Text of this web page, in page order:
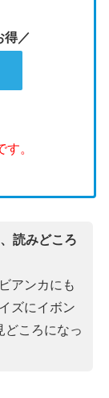
得／
。
読みどころ
アンカにも
ズにイボン
どころになっ